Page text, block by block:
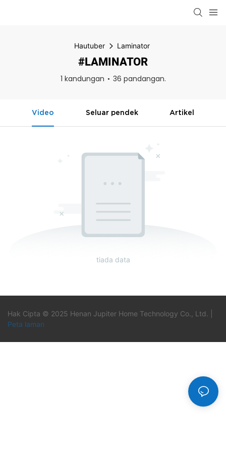
Hautuber Laminator
#LAMINATOR
1 kandungan 36 pandangan.
Video Seluar pendek Artikel
tiada data
Hak Cipta © 2025 Henan Jupiter Home Technology Co., Ltd. |
Peta laman